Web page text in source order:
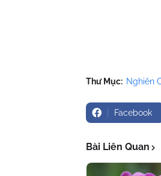
Thư Mục: Nghiên
Facebook
Bài Liên Quan